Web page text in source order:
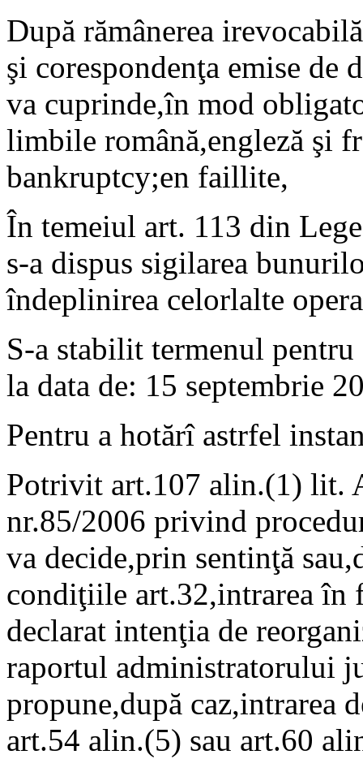
După rămânerea
şi corespondenţa emise
va cuprinde,în mod
limbile română,engleză şi
bankruptcy;en faillite,
În temeiul art. 113 din
s-a dispus sigilarea
îndeplinirea celorlalte
S-a stabilit termenul
la data de: 15 septembrie
Pentru a hotărî astrfel
Potrivit art.107 alin.(1) lit.
nr.85/2006 privind
va decide,prin sentinţă
condiţiile art.32,intrarea în
declarat intenţia de
raportul administratorului
propune,după
art.54 alin.(5) sau art.60